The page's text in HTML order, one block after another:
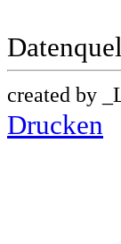
created by
Drucken